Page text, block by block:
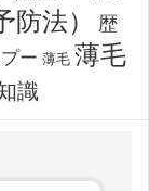
法）
歴
ー 薄毛 薄毛
識